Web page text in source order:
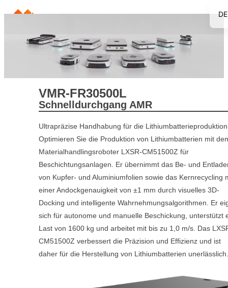
VMR-FR30500L
Schnelldurchgang AMR
Ultrapräzise Handhabung für die
Optimieren Sie die Produktion von Lithiumbatterien mit
Materialhandlingsroboter LXSR-CM51500Z für
Beschichtungsanlagen. Er übernimmt das Be- und
von Kupfer- und Aluminiumfolien sowie das Kernrecycling
einer Andockgenauigkeit von ±1 mm durch visuelles 3D-
Docking und intelligente Wahrnehmungsalgorithmen. Er
sich für autonome und manuelle Beschickung, unterstützt
Last von 1600 kg und arbeitet mit bis zu 1,0 m/s. Das
CM51500Z verbessert die Präzision und Effizienz und ist
daher für die Herstellung von Lithiumbatterien unerlässlich.
DE
EN